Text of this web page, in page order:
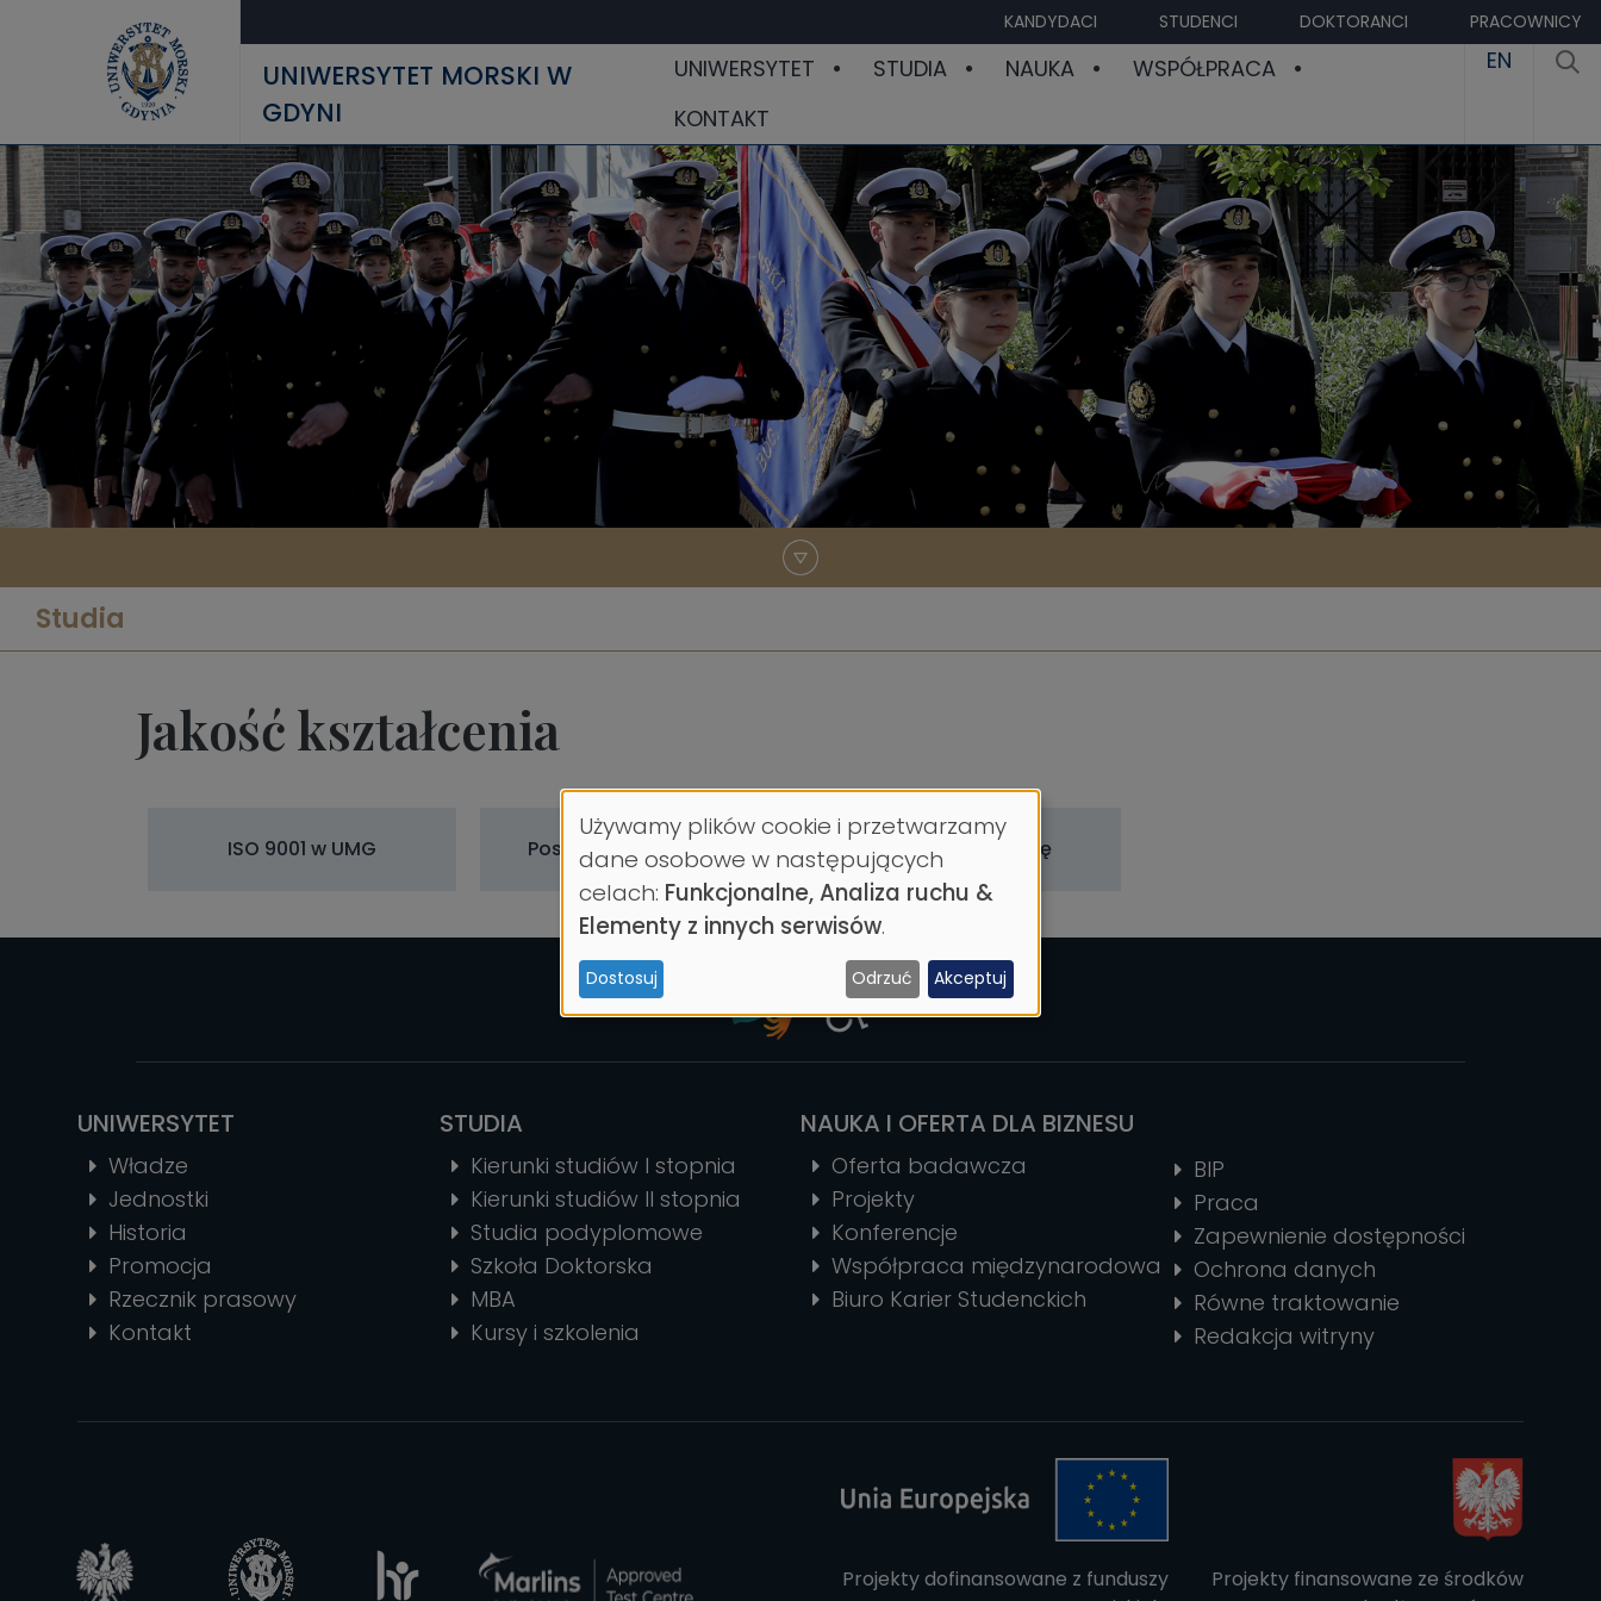
KANDYDACI STUDENCI DOKTORANCI PRACOWNICY
UNIWERSYTET MORSKI W
GDYNI
UNIWERSYTET STUDIA NAUKA
WSPÓŁPRACA
KONTAKT
EN
Studia
Jakość kształcenia
ISO 9001 w UMG Posiadane certyfikaty Efekty uczenia się
UNIWERSYTET
Władze
Jednostki
Historia
Promocja
Rzecznik prasowy
Kontakt
STUDIA
Kierunki studiów I stopnia
Kierunki studiów II stopnia
Studia podyplomowe
Szkoła Doktorska
MBA
Kursy i szkolenia
NAUKA I OFERTA DLA BIZNESU
Oferta badawcza
Projekty
Konferencje
Współpraca międzynarodowa
Biuro Karier Studenckich
BIP
Praca
Zapewnienie dostępności
Ochrona danych
Równe traktowanie
Redakcja witryny
Projekty dofinansowane z funduszy
Projekty finansowane ze środków
Wykorzystanie
danych
osobowych
i
ciasteczek
Używamy plików cookie i przetwarzamy
dane osobowe w następujących
celach: Funkcjonalne, Analiza ruchu &
Elementy z innych serwisów.
Dostosuj Odrzuć Akceptuj